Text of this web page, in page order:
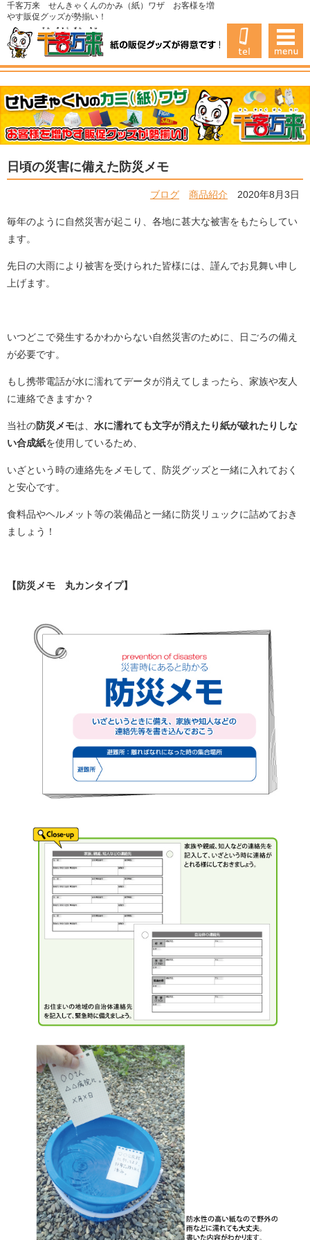
千客万来 せんきゃくんのかみ（紙）ワザ お客様を増
やす販促グッズが勢揃い！
日頃の災害に備えた防災メモ
ブログ 商品紹介 2020年8月3日
毎年のように自然災害が起こり、各地に甚大な被害をもたらしてい
ます。
先日の大雨により被害を受けられた皆様には、謹んでお見舞い申し
上げます。
いつどこで発生するかわからない自然災害のために、日ごろの備え
が必要です。
もし携帯電話が水に濡れてデータが消えてしまったら、家族や友人
に連絡できますか？
当社の防災メモは、 水に濡れても文字が消えたり紙が破れたりしな
い合成紙を使用しているため、
いざという時の連絡先をメモして、防災グッズと一緒に入れておく
と安心です。
食料品やヘルメット等の装備品と一緒に防災リュックに詰めておき
ましょう！
【防災メモ 丸カンタイプ】